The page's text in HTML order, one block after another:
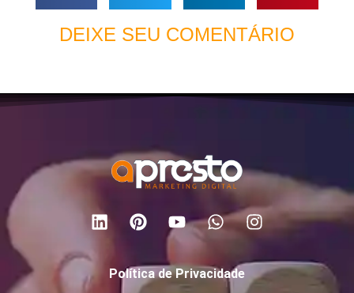
DEIXE SEU COMENTÁRIO
Política de Privacidade